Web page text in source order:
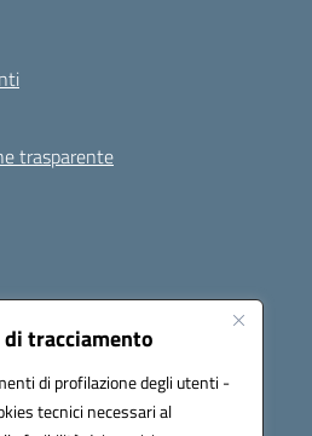
tracciamento
di profilazione degli utenti -
tecnici necessari al
trasparente